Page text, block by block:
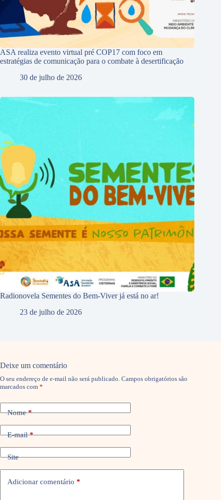
ASA realiza evento virtual pré COP17 com foco em
estratégias de comunicação para o combate à desertificação
30 de julho de 2026
Radionovela Sementes do Bem-Viver já está no ar!
23 de julho de 2026
Deixe um comentário
O seu endereço de e-mail não será publicado. Campos obrigatórios são
marcados com *
Nome*
E-mail*
Site
Adicionar comentário *